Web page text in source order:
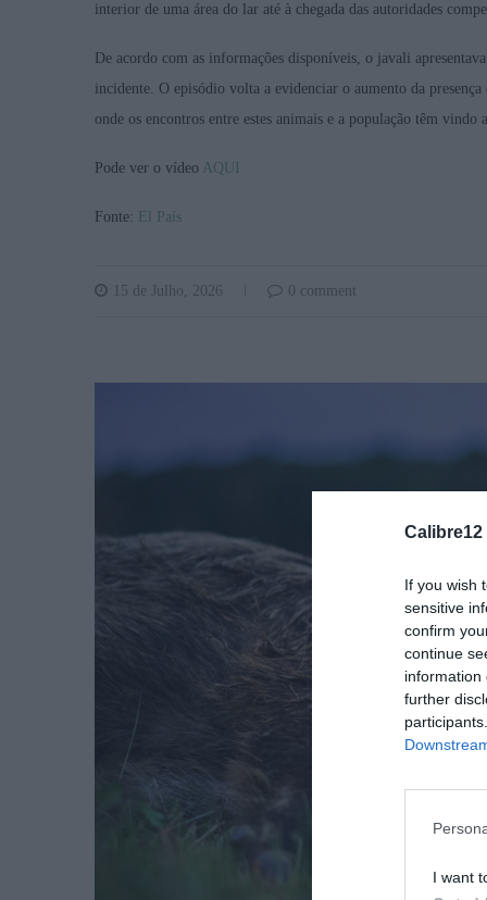
Calibre12
If you wish
sensitive
confirm
continue
information
further
I want
interior de uma área do lar até à chegada das autoridades
De acordo com as informações disponíveis, o javali
incidente. O episódio volta a evidenciar o aumento da
onde os encontros entre estes animais e a população têm vindo
Pode ver o vídeo AQUI
Fonte: El País
15 de Julho, 2026 0 comment